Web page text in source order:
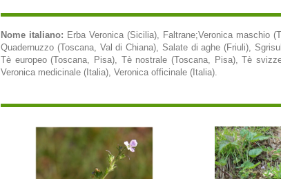
Nome italiano: Erba Veronica (Sicilia), Faltrane;Veronica maschio
Quadernuzzo (Toscana, Val di Chiana), Salate di aghe (Friuli),
Tè europeo (Toscana, Pisa), Tè nostrale (Toscana, Pisa), Tè
Veronica medicinale (Italia), Veronica officinale (Italia).